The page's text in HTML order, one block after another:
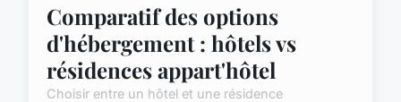
Comparatif des options
d'hébergement : hôtels vs
résidences appart'hôtel
Choisir entre un hôtel et une résidence